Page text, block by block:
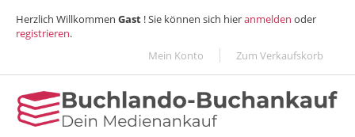
Herzlich Willkommen Gast ! Sie können sich hieranmelden oder
registrieren.
Mein Konto
Zum Verkaufskorb